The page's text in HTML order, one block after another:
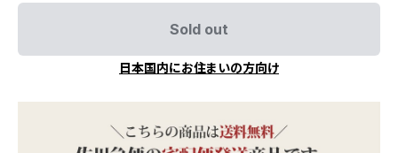
Sold out
日本国内にお住まいの方向け